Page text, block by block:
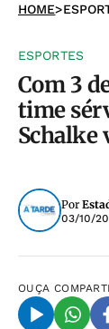
HOME>
ESPORTES
Com 3
time
Schalke
Por
03/10/
OUÇA